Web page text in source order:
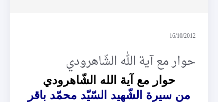
16/10/2012
حوار مع آية الله الشّاهرودي
حوار مع آية الله الشّاهرودي
من سيرة الشّهيد السّيّد محمّد باقر